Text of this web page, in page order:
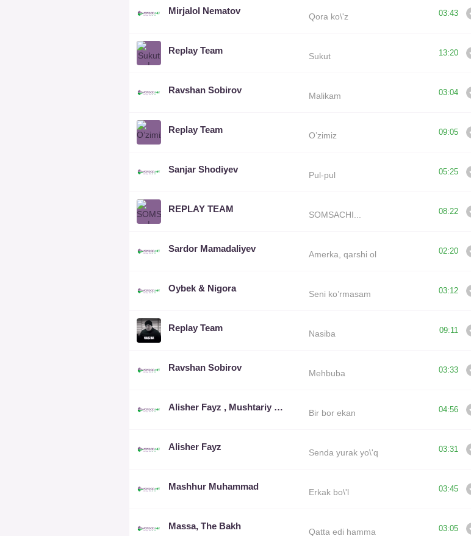
Mirjalol Nematov
Qora ko\'z 03:43
Replay Team
Sukut 13:20
Ravshan Sobirov
Malikam 03:04
Replay Team
O’zimiz 09:05
Sanjar Shodiyev
Pul-pul 05:25
REPLAY TEAM
SOMSACHI... 08:22
Sardor Mamadaliyev
Amerka, qarshi ol 02:20
Oybek & Nigora
Seni ko’rmasam 03:12
Replay Team
Nasiba 09:11
Ravshan Sobirov
Mehbuba 03:33
Alisher Fayz , Mushtariy Zafar
Bir bor ekan 04:56
Alisher Fayz
Senda yurak yo\'q 03:31
Mashhur Muhammad
Erkak bo\'l 03:45
Massa, The Bakh
Qatta edi hamma 03:05